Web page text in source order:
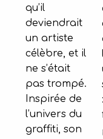
qu’il
deviendrait
un artiste
célèbre, et il
ne s’était
pas trompé.
Inspirée de
l’univers du
graffiti, son